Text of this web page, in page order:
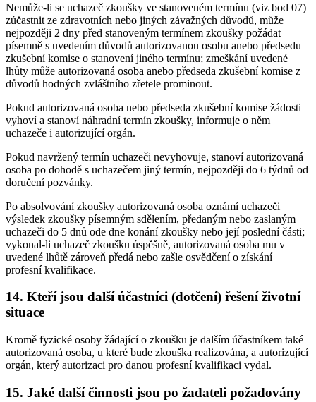
Nemůže-li se uchazeč zkoušky ve stanoveném termínu (viz bod 07)
zúčastnit ze zdravotních nebo jiných závažných důvodů, může
nejpozději 2 dny před stanoveným termínem zkoušky požádat
písemně s uvedením důvodů autorizovanou osobu anebo předsedu
zkušební komise o stanovení jiného termínu; zmeškání uvedené
lhůty může autorizovaná osoba anebo předseda zkušební komise z
důvodů hodných zvláštního zřetele prominout.
Pokud autorizovaná osoba nebo předseda zkušební komise žádosti
vyhoví a stanoví náhradní termín zkoušky, informuje o něm
uchazeče i autorizující orgán.
Pokud navržený termín uchazeči nevyhovuje, stanoví autorizovaná
osoba po dohodě s uchazečem jiný termín, nejpozději do 6 týdnů od
doručení pozvánky.
Po absolvování zkoušky autorizovaná osoba oznámí uchazeči
výsledek zkoušky písemným sdělením, předaným nebo zaslaným
uchazeči do 5 dnů ode dne konání zkoušky nebo její poslední části;
vykonal-li uchazeč zkoušku úspěšně, autorizovaná osoba mu v
uvedené lhůtě zároveň předá nebo zašle osvědčení o získání
profesní kvalifikace.
14. Kteří jsou další účastníci (dotčení) řešení životní
situace
Kromě fyzické osoby žádající o zkoušku je dalším účastníkem také
autorizovaná osoba, u které bude zkouška realizována, a autorizující
orgán, který autorizaci pro danou profesní kvalifikaci vydal.
15. Jaké další činnosti jsou po žadateli požadovány